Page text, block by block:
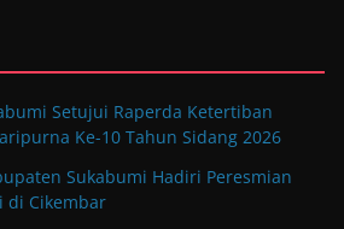
Setujui Raperda Ketertiban
Ke-10 Tahun Sidang 2026
Sukabumi Hadiri Peresmian
di Cikembar